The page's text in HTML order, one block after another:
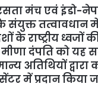
मंच एवं इंडो-
संयुक्त तत्वावधान
के राष्ट्रीय ध्वजों
मीणा दंपति को यह
अतिथियों द्वारा
में प्रदान किया